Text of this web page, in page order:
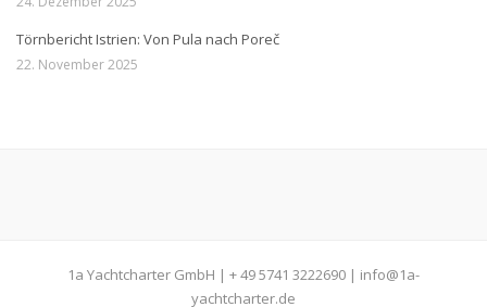
Törnbericht Istrien: Von Pula nach Poreč
22. November 2025
1a Yachtcharter GmbH | + 49 5741 3222690 | info@1a-
yachtcharter.de